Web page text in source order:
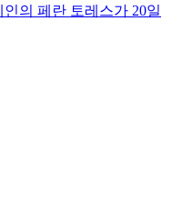
의 페란 토레스가 20일